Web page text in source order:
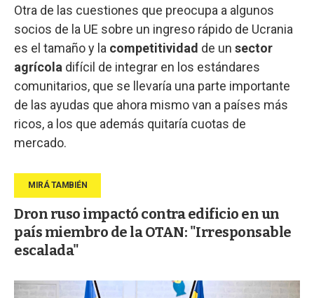
Otra de las cuestiones que preocupa a algunos
socios de la UE sobre un ingreso rápido de Ucrania
es el tamaño y la competitividad de un sector
agrícola difícil de integrar en los estándares
comunitarios, que se llevaría una parte importante
de las ayudas que ahora mismo van a países más
ricos, a los que además quitaría cuotas de
mercado.
Dron ruso impactó contra edificio en un
país miembro de la OTAN: "Irresponsable
escalada"